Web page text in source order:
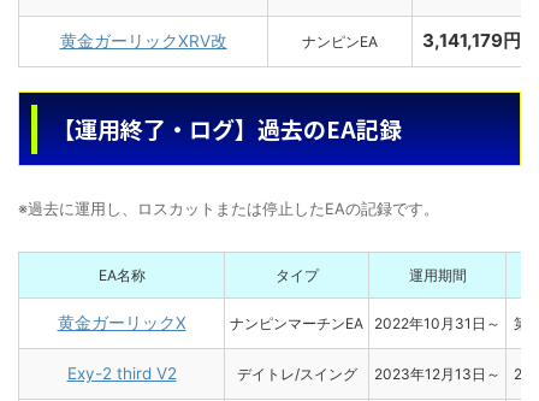
黄金ガーリックXRV改 ナンピンEA 3,141,179円
【運用終了・ログ】過去のEA記録
※過去に運用し、ロスカットまたは停止したEAの記録です。
EA名称 タイプ 運用期間
黄金ガーリックX ナンピンマーチンEA 2022年10月31日～ 第
Exy-2 third V2 デイトレ/スイング 2023年12月13日～